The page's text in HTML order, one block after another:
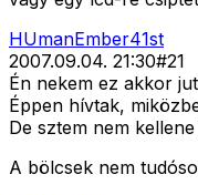
HUmanEmber41st
2007.09.04. 21:30#21
Én nekem ez akkor
Éppen hívtak,
De sztem nem
A bölcsek nem